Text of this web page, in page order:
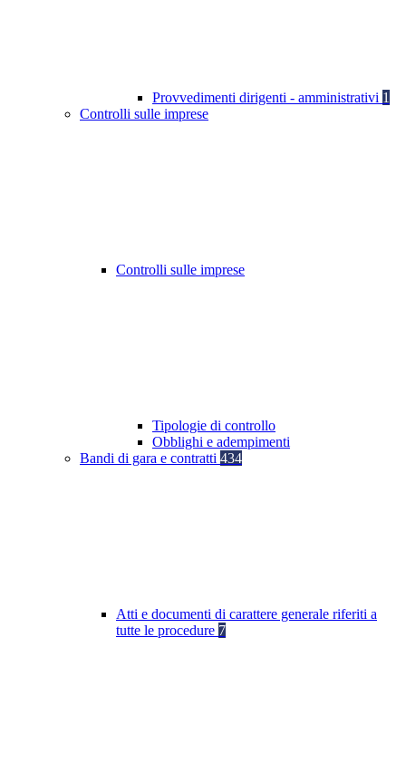
Provvedimenti dirigenti - amministrativi 1
Controlli sulle imprese
Controlli sulle imprese
Tipologie di controllo
Obblighi e adempimenti
Bandi di gara e contratti 434
Atti e documenti di carattere generale riferiti a
tutte le procedure 7